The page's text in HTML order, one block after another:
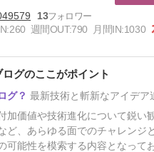
思わなかった 今
やソシャゲが気軽
よな…
13
260 週間OUT:790 月間IN:1030
ログのここがポイント
最新技術と斬新なアイデア
加価値や技術進化について鋭い
ど、あらゆる面でのチャレンジ
可能性を模索する内容となって